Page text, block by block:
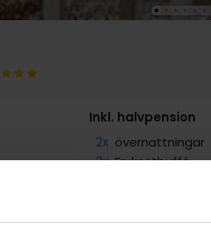
Inkl. halvpension
2x övernattningar
2x Frukostbuffé
∞ Gratis parkering